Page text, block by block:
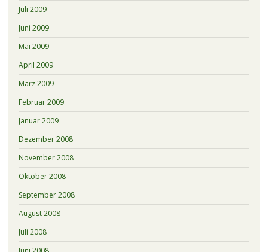
Juli 2009
Juni 2009
Mai 2009
April 2009
März 2009
Februar 2009
Januar 2009
Dezember 2008
November 2008
Oktober 2008
September 2008
August 2008
Juli 2008